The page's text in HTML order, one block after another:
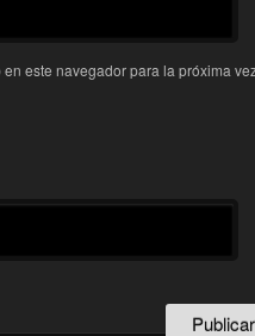
este navegador para la próxima